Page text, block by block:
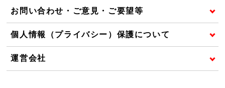
お問い合わせ・ご意見・ご要望等
個人情報（プライバシー）保護について
運営会社